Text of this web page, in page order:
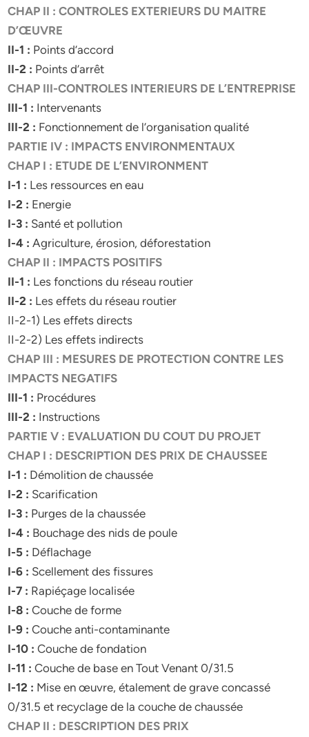
CHAP II : CONTROLES EXTERIEURS DU MAITRE
D’ŒUVRE
II-1 : Points d’accord
II-2 : Points d’arrêt
CHAP III-CONTROLES INTERIEURS DE L’ENTREPRISE
III-1 : Intervenants
III-2 : Fonctionnement de l’organisation qualité
PARTIE IV : IMPACTS ENVIRONMENTAUX
CHAP I : ETUDE DE L’ENVIRONMENT
I-1 : Les ressources en eau
I-2 : Energie
I-3 : Santé et pollution
I-4 : Agriculture, érosion, déforestation
CHAP II : IMPACTS POSITIFS
II-1 : Les fonctions du réseau routier
II-2 : Les effets du réseau routier
II-2-1) Les effets directs
II-2-2) Les effets indirects
CHAP III : MESURES DE PROTECTION CONTRE LES
IMPACTS NEGATIFS
III-1 : Procédures
III-2 : Instructions
PARTIE V : EVALUATION DU COUT DU PROJET
CHAP I : DESCRIPTION DES PRIX DE CHAUSSEE
I-1 : Démolition de chaussée
I-2 : Scarification
I-3 : Purges de la chaussée
I-4 : Bouchage des nids de poule
I-5 : Déflachage
I-6 : Scellement des fissures
I-7 : Rapiéçage localisée
I-8 : Couche de forme
I-9 : Couche anti-contaminante
I-10 : Couche de fondation
I-11 : Couche de base en Tout Venant 0/31.5
I-12 : Mise en œuvre, étalement de grave concassé
0/31.5 et recyclage de la couche de chaussée
CHAP II : DESCRIPTION DES PRIX